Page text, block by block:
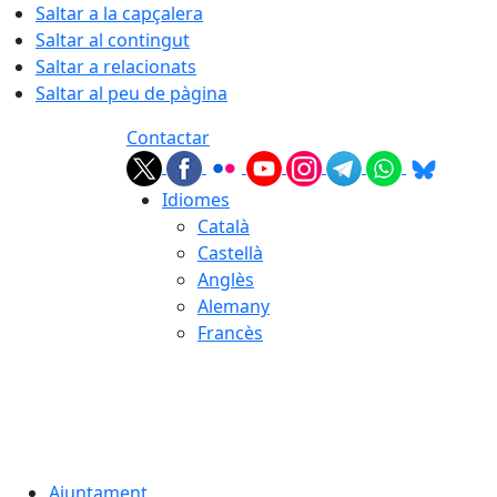
Saltar a la capçalera
Saltar al contingut
Saltar a relacionats
Saltar al peu de pàgina
Contactar
Idiomes
Català
Castellà
Anglès
Alemany
Francès